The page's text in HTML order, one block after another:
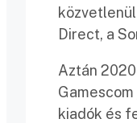
Direct, a
Aztán
kiadók és